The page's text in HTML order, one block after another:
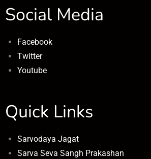
Social Media
Facebook
Twitter
Youtube
Quick Links
Sarvodaya Jagat
Sarva Seva Sangh Prakashan